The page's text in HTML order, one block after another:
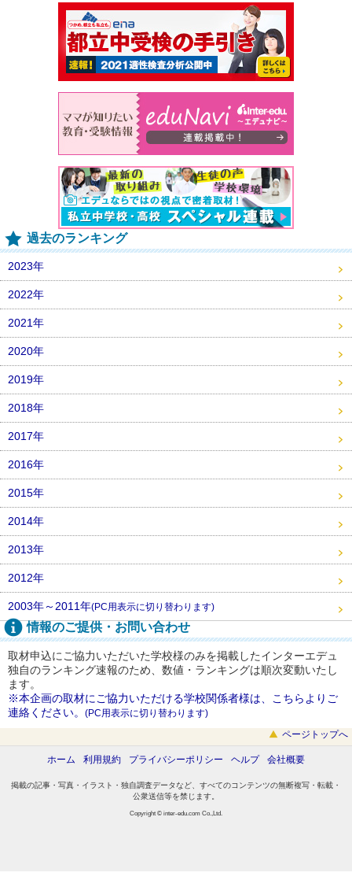
過去のランキング
2023年
2022年
2021年
2020年
2019年
2018年
2017年
2016年
2015年
2014年
2013年
2012年
2003年～2011年(PC用表示に切り替わります)
情報のご提供・お問い合わせ
取材申込にご協力いただいた学校様のみを掲載したインターエデュ
独自のランキング速報のため、数値・ランキングは順次変動いたし
ます。
※本企画の取材にご協力いただける学校関係者様は、こちらよりご
連絡ください。 (PC用表示に切り替わります)
ページトップへ
ホーム 利用規約 プライバシーポリシー ヘルプ 会社概要
掲載の記事・写真・イラスト・独自調査データなど、すべてのコンテンツの無断複写・転載・
公衆送信等を禁じます。
Copyright © inter-edu.com Co.,Ltd.